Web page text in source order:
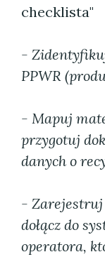
checklista"
-
PPWR
- Mapuj
przygotuj
danych o
-
dołącz do
operatora,